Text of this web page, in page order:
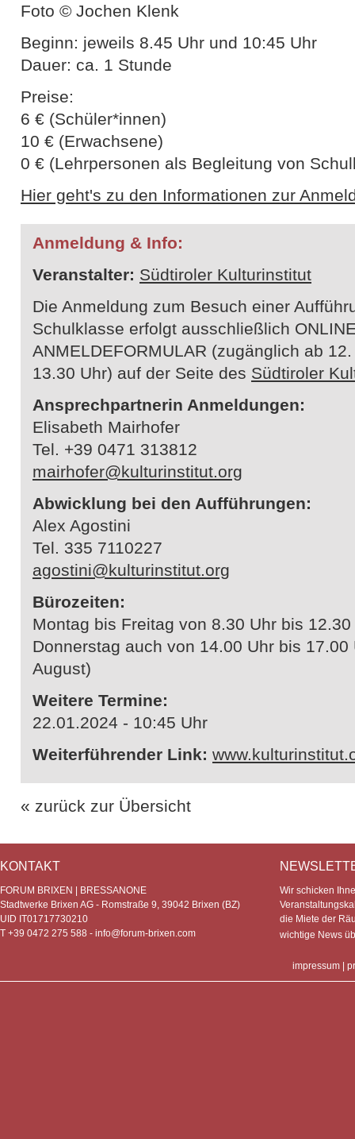
Foto © Jochen Klenk
Beginn: jeweils 8.45 Uhr und 10:45 Uhr
Dauer: ca. 1 Stunde
Preise:
6 € (Schüler*innen)
10 € (Erwachsene)
0 € (Lehrpersonen als Begleitung von
Hier geht's zu den Informationen zur
Anmeldung & Info:
Veranstalter: Südtiroler Kulturinstitut
Die Anmeldung zum Besuch einer
Schulklasse erfolgt ausschließlich
ANMELDEFORMULAR (zugänglich ab
13.30 Uhr) auf der Seite des Südtiroler
Ansprechpartnerin Anmeldungen:
Elisabeth Mairhofer
Tel. +39 0471 313812
mairhofer@kulturinstitut.org
Abwicklung bei den Aufführungen:
Alex Agostini
Tel. 335 7110227
agostini@kulturinstitut.org
Bürozeiten:
Montag bis Freitag von 8.30 Uhr bis
Donnerstag auch von 14.00 Uhr bis
August)
Weitere Termine:
22.01.2024 - 10:45 Uhr
Weiterführender Link:
« zurück zur Übersicht
KONTAKT
FORUM BRIXEN | BRESSANONE
Stadtwerke Brixen AG - Romstraße 9, 39042 Brixen (BZ)
UID IT01717730210
T +39 0472 275 588 - info@forum-brixen.com
Wir schicken
die Miete der
wichtige News
impressum